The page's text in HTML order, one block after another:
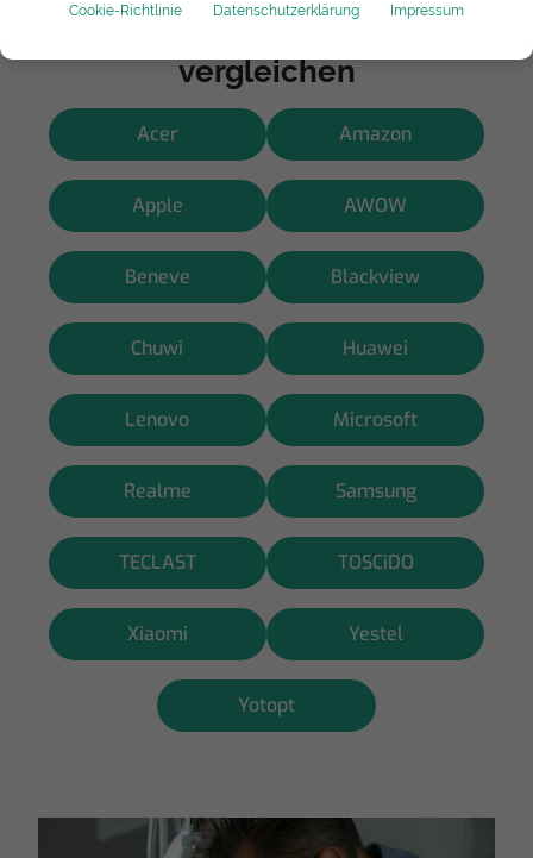
Cookie-Richtlinie Datenschutzerklärung Impressum
vergleichen
Acer Amazon
Apple AWOW
Beneve Blackview
Chuwi Huawei
Lenovo Microsoft
Realme Samsung
TECLAST TOSCiDO
Xiaomi Yestel
Yotopt